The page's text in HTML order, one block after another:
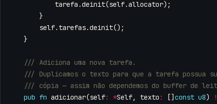
tarefa .deinit(self.allocator);
}
self. tarefas.deinit();
}
pub fn adicionar(self: *Self, texto : [] const u8)
!